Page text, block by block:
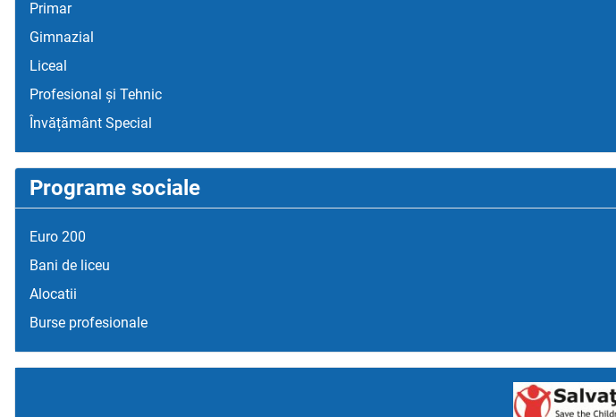
Primar
Gimnazial
Liceal
Profesional și Tehnic
Învățământ Special
Programe sociale
Euro 200
Bani de liceu
Alocatii
Burse profesionale